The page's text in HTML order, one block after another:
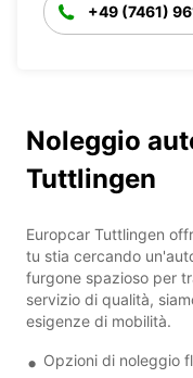
+49 (7461)
Noleggio
Tuttlingen
Europcar Tuttlingen
tu stia cercando
furgone spazioso per
servizio di qualità,
esigenze di mobilità.
Opzioni di noleggio